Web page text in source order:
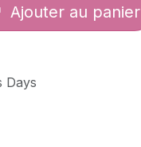
Ajouter au panier
Days